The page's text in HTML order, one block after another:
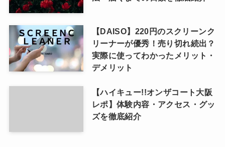
【DAISO】220円のスクリーンク
リーナーが優秀！売り切れ続出？
実際に使ってわかったメリット・
デメリット
【ハイキュー!!オンザコート大阪
レポ】体験内容・アクセス・グッ
ズを徹底紹介